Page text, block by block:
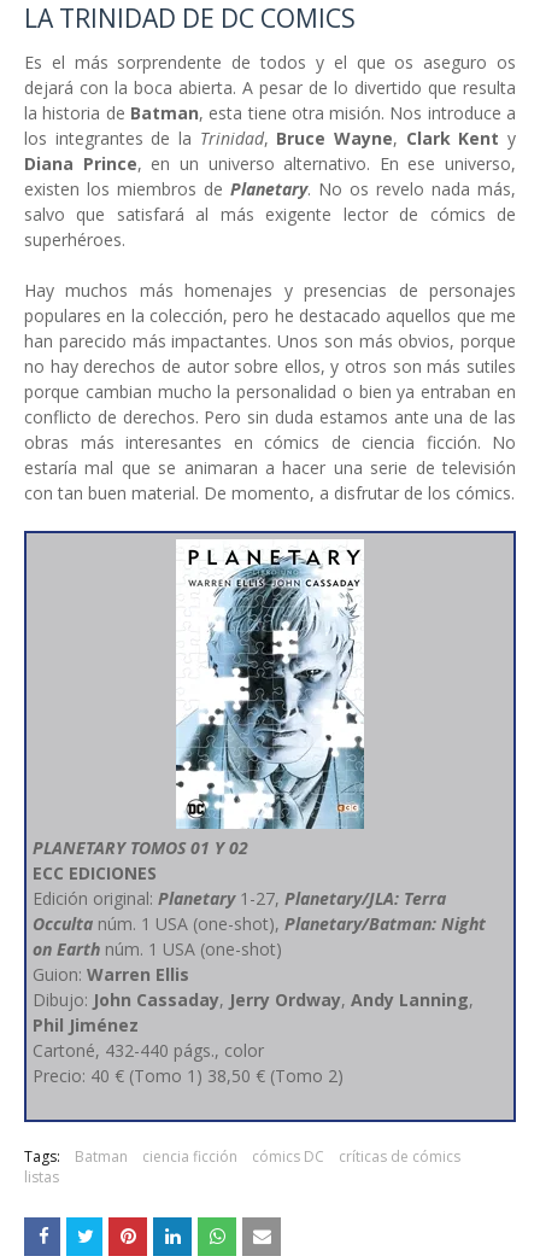
LA TRINIDAD DE DC COMICS
Es el más sorprendente de todos y el que os aseguro os
dejará con la boca abierta. A pesar de lo divertido que resulta
la historia de Batman, esta tiene otra misión. Nos introduce a
los integrantes de la Trinidad, Bruce Wayne, Clark Kenty
Diana Prince, en un universo alternativo. En ese universo,
existen los miembros de Planetary. No os revelo nada más,
salvo que satisfará al más exigente lector de cómics de
superhéroes.
Hay muchos más homenajes y presencias de personajes
populares en la colección, pero he destacado aquellos que me
han parecido más impactantes. Unos son más obvios, porque
no hay derechos de autor sobre ellos, y otros son más sutiles
porque cambian mucho la personalidad o bien ya entraban en
conflicto de derechos. Pero sin duda estamos ante una de las
obras más interesantes en cómics de ciencia ficción. No
estaría mal que se animaran a hacer una serie de televisión
con tan buen material. De momento, a disfrutar de los cómics.
PLANETARY TOMOS 01 Y 02
ECC EDICIONES
Edición original: Planetary 1-27, Planetary/JLA: Terra
Occulta núm. 1 USA (one-shot), Planetary/Batman: Night
on Earth núm. 1 USA (one-shot)
Guion: Warren Ellis
Dibujo: John Cassaday, Jerry Ordway, Andy Lanning,
Phil Jiménez
Cartoné, 432-440 págs., color
Precio: 40 € (Tomo 1) 38,50 € (Tomo 2)
Tags: Batman ciencia ficción cómics DC
críticas de cómics
listas